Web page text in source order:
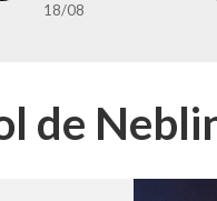
18/08
de